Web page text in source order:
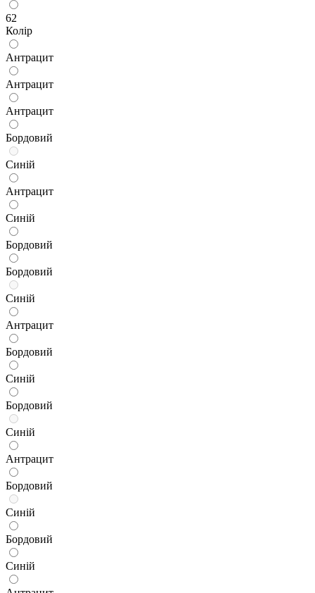
62
Колір
Антрацит
Антрацит
Антрацит
Бордовий
Синій
Антрацит
Синій
Бордовий
Бордовий
Синій
Антрацит
Бордовий
Синій
Бордовий
Синій
Антрацит
Бордовий
Синій
Бордовий
Синій